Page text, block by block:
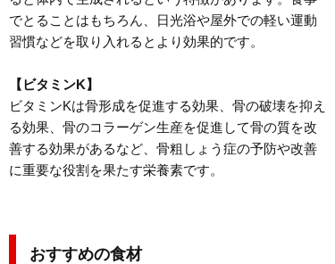
でとることはもちろん、日光浴や屋外での軽い運動
習慣などを取り入れるとより効果的です。
【ビタミンK】
ビタミンKは骨形成を促進する効果、骨の破壊を抑え
る効果、骨のコラーゲン生産を促進して骨の質を改
善する効果があるなど、骨粗しょう症の予防や改善
に重要な役割を果たす栄養素です。
おすすめの食材